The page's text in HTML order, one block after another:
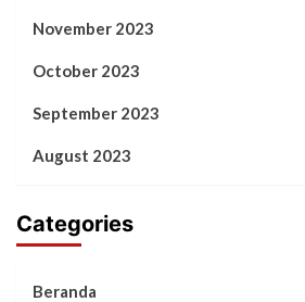
November 2023
October 2023
September 2023
August 2023
Categories
Beranda